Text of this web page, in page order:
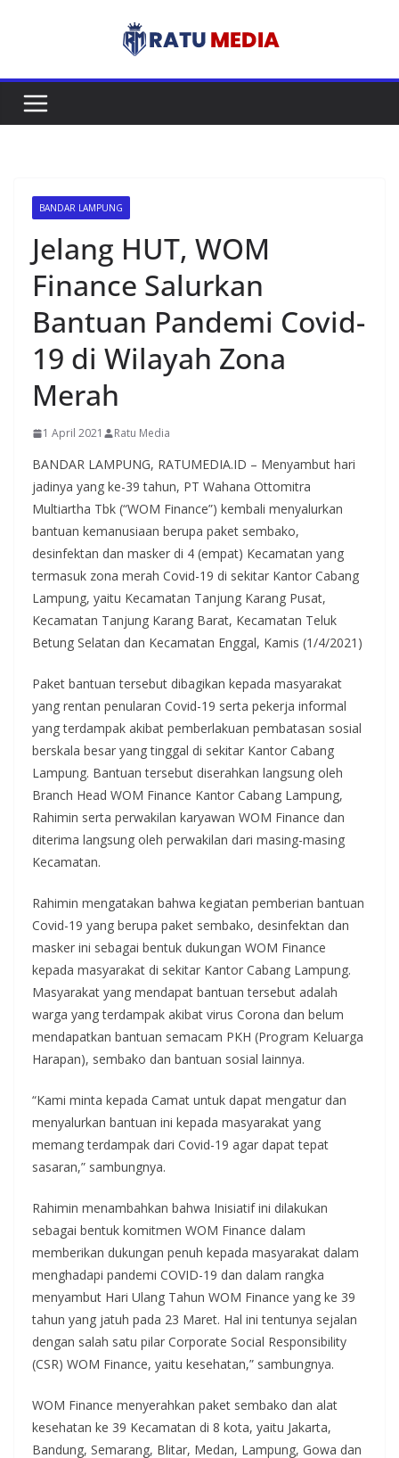
BANDAR LAMPUNG
Jelang HUT, WOM
Finance Salurkan
Bantuan Pandemi Covid-
19 di Wilayah Zona
Merah
1 April 2021 Ratu Media
BANDAR LAMPUNG, RATUMEDIA.ID – Menyambut hari
jadinya yang ke-39 tahun, PT Wahana Ottomitra
Multiartha Tbk (“WOM Finance”) kembali menyalurkan
bantuan kemanusiaan berupa paket sembako,
desinfektan dan masker di 4 (empat) Kecamatan yang
termasuk zona merah Covid-19 di sekitar Kantor Cabang
Lampung, yaitu Kecamatan Tanjung Karang Pusat,
Kecamatan Tanjung Karang Barat, Kecamatan Teluk
Betung Selatan dan Kecamatan Enggal, Kamis (1/4/2021)
Paket bantuan tersebut dibagikan kepada masyarakat
yang rentan penularan Covid-19 serta pekerja informal
yang terdampak akibat pemberlakuan pembatasan sosial
berskala besar yang tinggal di sekitar Kantor Cabang
Lampung. Bantuan tersebut diserahkan langsung oleh
Branch Head WOM Finance Kantor Cabang Lampung,
Rahimin serta perwakilan karyawan WOM Finance dan
diterima langsung oleh perwakilan dari masing-masing
Kecamatan.
Rahimin mengatakan bahwa kegiatan pemberian bantuan
Covid-19 yang berupa paket sembako, desinfektan dan
masker ini sebagai bentuk dukungan WOM Finance
kepada masyarakat di sekitar Kantor Cabang Lampung.
Masyarakat yang mendapat bantuan tersebut adalah
warga yang terdampak akibat virus Corona dan belum
mendapatkan bantuan semacam PKH (Program Keluarga
Harapan), sembako dan bantuan sosial lainnya.
“Kami minta kepada Camat untuk dapat mengatur dan
menyalurkan bantuan ini kepada masyarakat yang
memang terdampak dari Covid-19 agar dapat tepat
sasaran,” sambungnya.
Rahimin menambahkan bahwa Inisiatif ini dilakukan
sebagai bentuk komitmen WOM Finance dalam
memberikan dukungan penuh kepada masyarakat dalam
menghadapi pandemi COVID-19 dan dalam rangka
menyambut Hari Ulang Tahun WOM Finance yang ke 39
tahun yang jatuh pada 23 Maret. Hal ini tentunya sejalan
dengan salah satu pilar Corporate Social Responsibility
(CSR) WOM Finance, yaitu kesehatan,” sambungnya.
WOM Finance menyerahkan paket sembako dan alat
kesehatan ke 39 Kecamatan di 8 kota, yaitu Jakarta,
Bandung, Semarang, Blitar, Medan, Lampung, Gowa dan